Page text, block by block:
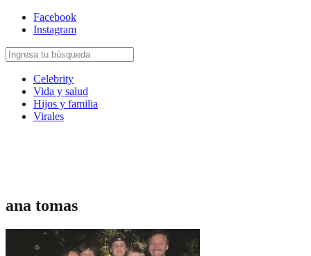
Facebook
Instagram
Celebrity
Vida y salud
Hijos y familia
Virales
ana tomas